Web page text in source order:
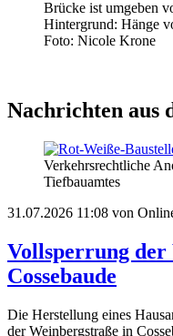
Nachrichten aus
Verkehrsrechtliche
Tiefbauamtes
31.07.2026 11:08 von
Vollsperrung der
Cossebaude
Die Herstellung eines
der Weinbergstraße in